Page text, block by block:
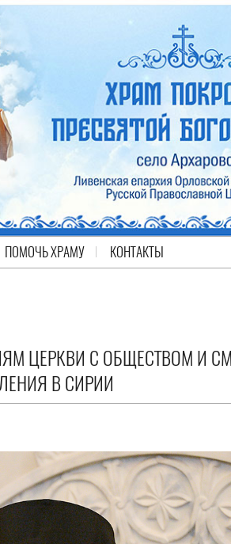
ПОМОЧЬ ХРАМУ КОНТАКТЫ
ЦЕРКВИ С ОБЩЕСТВОМ И
В СИРИИ